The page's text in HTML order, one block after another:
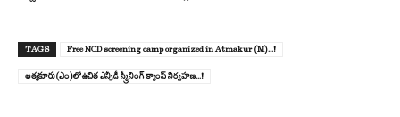
TAGS Free NCD screening camp organized in Atmakur (M)...!
ఆత్మకూరు(ఎం)లో ఉచిత ఎన్సీడీ స్క్రీనింగ్ క్యాంప్ నిర్వహణ...!